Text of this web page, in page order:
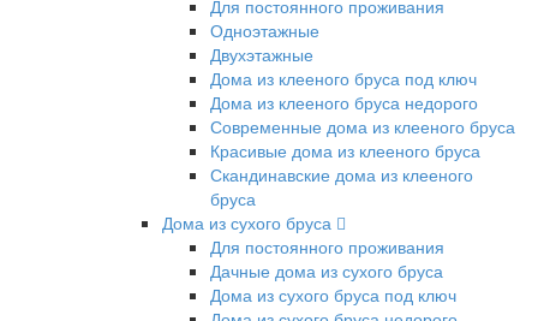
Для постоянного проживания
Одноэтажные
Двухэтажные
Дома из клееного бруса под ключ
Дома из клееного бруса недорого
Современные дома из клееного бруса
Красивые дома из клееного бруса
Скандинавские дома из клееного
бруса
Дома из сухого бруса
Для постоянного проживания
Дачные дома из сухого бруса
Дома из сухого бруса под ключ